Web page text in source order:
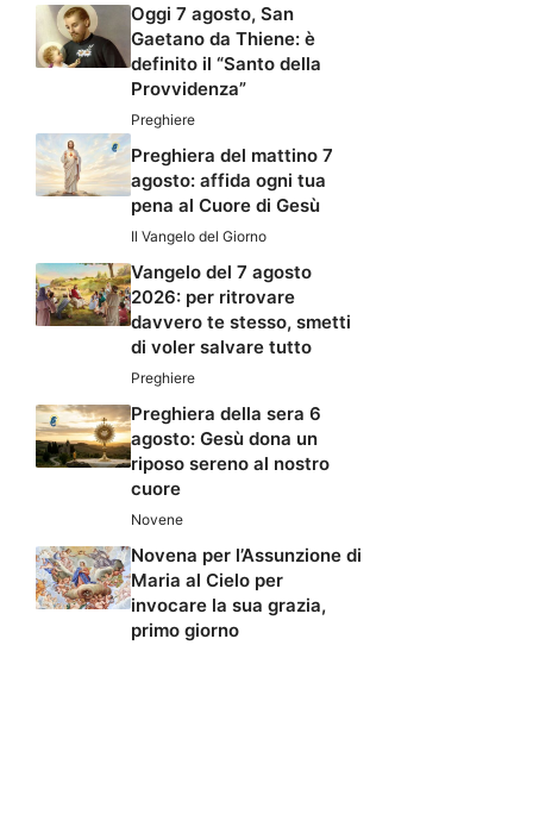
Oggi 7 agosto, San
Gaetano da Thiene: è
definito il “Santo della
Provvidenza”
Preghiere
Preghiera del mattino 7
agosto: affida ogni tua
pena al Cuore di Gesù
Il Vangelo del Giorno
Vangelo del 7 agosto
2026: per ritrovare
davvero te stesso, smetti
di voler salvare tutto
Preghiere
Preghiera della sera 6
agosto: Gesù dona un
riposo sereno al nostro
cuore
Novene
Novena per l’Assunzione di
Maria al Cielo per
invocare la sua grazia,
primo giorno